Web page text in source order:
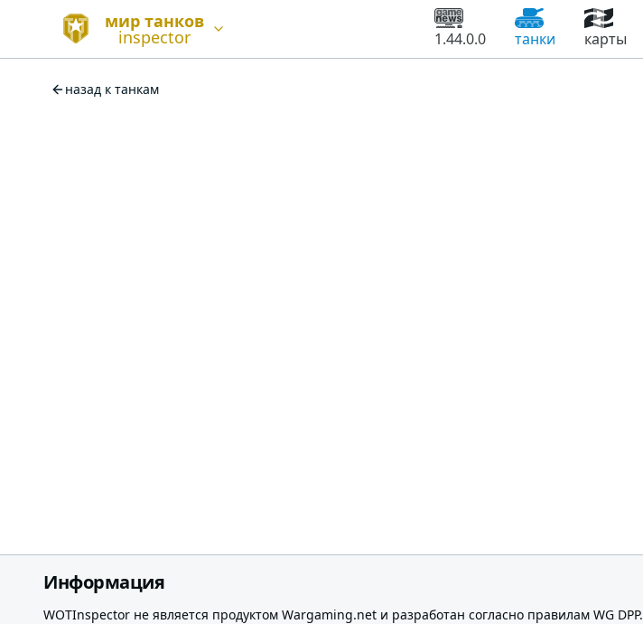
мир танков
inspector 1.44.0.0 танки карты
назад к танкам
Информация
WOTInspector не является продуктом Wargaming.net и разработан согласно правилам WG DPP.